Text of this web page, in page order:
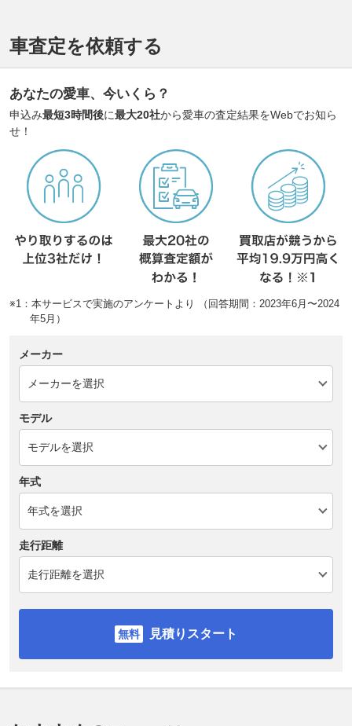
車査定を依頼する
あなたの愛車、今いくら？
申込み最短3時間後に最大20社から愛車の査定結果をWebでお知ら
せ！
※1：本サービスで実施のアンケートより （回答期間：2023年6月〜2024
年5月）
メーカー
モデル
年式
走行距離
見積りスタート